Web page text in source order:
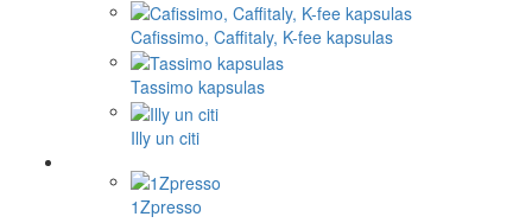
Cafissimo, Caffitaly, K-fee kapsulas
Tassimo kapsulas
Illy un citi
1Zpresso